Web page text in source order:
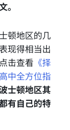
。
顿地区的几
现得相当出
击查看 《择
中全方位指
士顿地区其
有自己的特